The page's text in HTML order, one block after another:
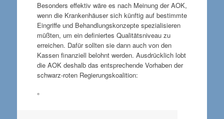
Besonders effektiv wäre es nach Meinung der AOK,
wenn die Krankenhäuser sich künftig auf bestimmte
Eingriffe und Behandlungskonzepte spezialisieren
müßten, um ein definiertes Qualitätsniveau zu
erreichen. Dafür sollten sie dann auch von den
Kassen finanziell belohnt werden. Ausdrücklich lobt
die AOK deshalb das entsprechende Vorhaben der
schwarz-roten Regierungskoalition:
°